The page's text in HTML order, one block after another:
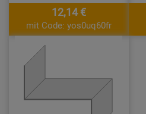
12,14 €
mit Code: yos0uq60fr